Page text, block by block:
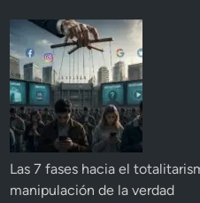
Las 7 fases hacia el
manipulación de la verdad